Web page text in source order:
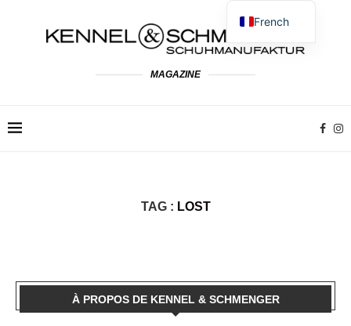
MAGAZINE
TAG : LOST
À PROPOS DE KENNEL & SCHMENGER
French
German
English